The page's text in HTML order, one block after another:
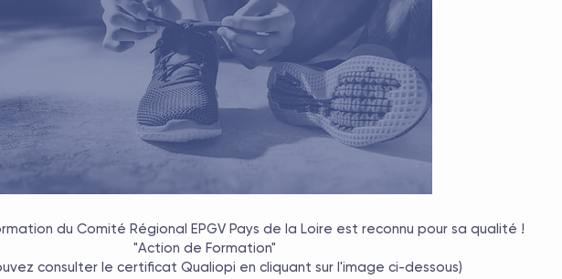
du Comité Régional EPGV Pays de la Loire est reconnu pour sa qualité !
"Action de Formation"
consulter le certificat Qualiopi en cliquant sur l'image ci-dessous)